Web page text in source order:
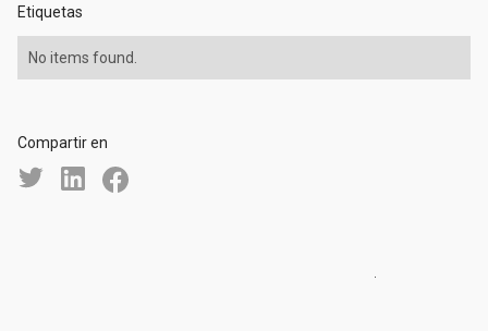
Etiquetas
No items found.
Compartir en